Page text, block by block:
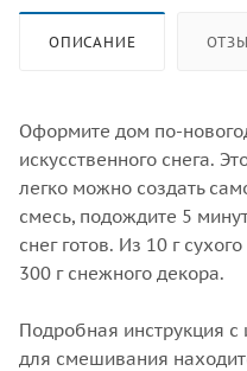
ОПИСАНИЕ
Оформите дом по-
искусственного снега.
легко можно создать
смесь, подождите 5
снег готов. Из 10 г
300 г снежного декора.
Подробная инструкция
для смешивания